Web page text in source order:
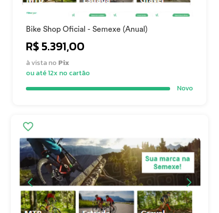
Bike Shop Oficial - Semexe (Anual)
R$ 5.391,00
à vista no Pix
ou até 12x no cartão
Novo